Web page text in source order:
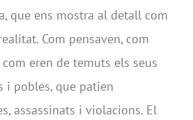
que ens mostra al detall com
Com pensaven, com
eren de temuts els seus
i pobles, que patien
assassinats i violacions. El